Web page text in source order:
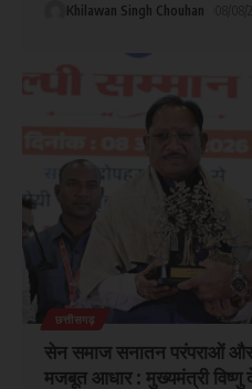
Khilawan Singh Chouhan
छत्तीसगढ़
सेन समाज सनातन परंपराओं
मजबूत आधार : मुख्यमंत्री विष्णु